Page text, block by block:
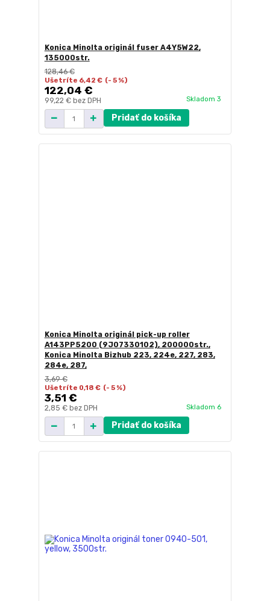
Konica Minolta originál fuser A4Y5W22,
135000str.
128,46 €
Ušetríte 6,42 € (- 5 %)
122,04 €
99,22 € bez DPH Skladom 3
Pridať do košíka
Konica Minolta originál pick-up roller
A143PP5200 (9J07330102), 200000str.,
Konica Minolta Bizhub 223, 224e, 227, 283,
284e, 287,
3,69 €
Ušetríte 0,18 € (- 5 %)
3,51 €
2,85 € bez DPH Skladom 6
Pridať do košíka